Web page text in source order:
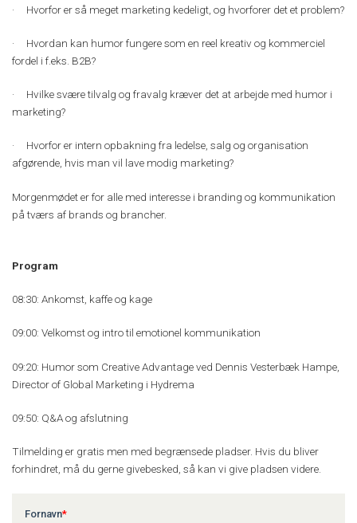
· Hvorfor er så meget marketing kedeligt, og hvorforer det et problem?
· Hvordan kan humor fungere som en reel kreativ og kommerciel
fordel i f.eks. B2B?
· Hvilke svære tilvalg og fravalg kræver det at arbejde med humor i
marketing?
· Hvorfor er intern opbakning fra ledelse, salg og organisation
afgørende, hvis man vil lave modig marketing?
Morgenmødet er for alle med interesse i branding og kommunikation
på tværs af brands og brancher.
Program
08:30: Ankomst, kaffe og kage
09:00: Velkomst og intro til emotionel kommunikation
09:20: Humor som Creative Advantage ved Dennis Vesterbæk Hampe,
Director of Global Marketing i Hydrema
09:50: Q&A og afslutning
Tilmelding er gratis men med begrænsede pladser. Hvis du bliver
forhindret, må du gerne givebesked, så kan vi give pladsen videre.